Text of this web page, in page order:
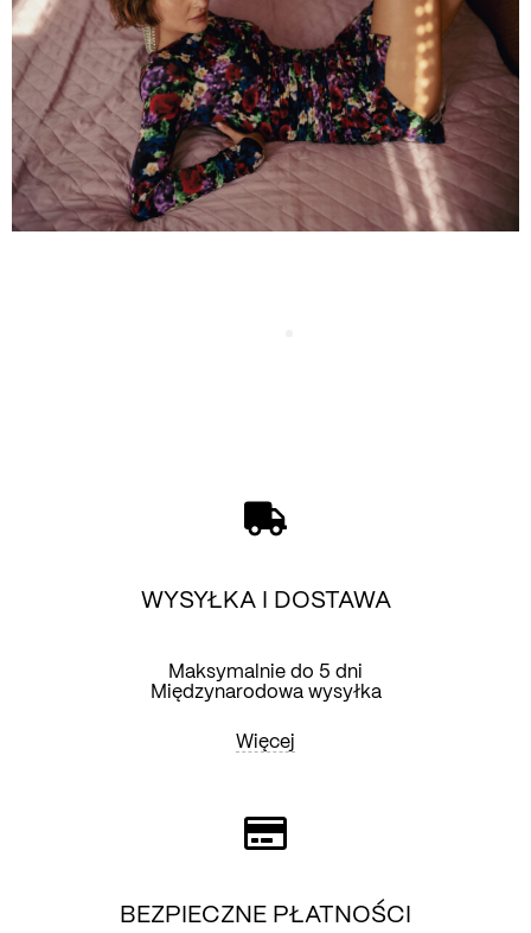
WYSYŁKA I DOSTAWA
Maksymalnie do 5 dni
Międzynarodowa wysyłka
Więcej
BEZPIECZNE PŁATNOŚCI